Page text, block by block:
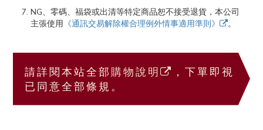
NG、零碼、福袋或出清等特定商品恕不接受退貨，本公司
主張使用 《通訊交易解除權合理例外情事適用準則》 。
請詳閱本站全部 購物說明
，下單即視
已同意全部條規。